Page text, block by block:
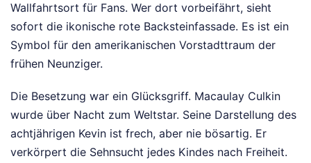
Wallfahrtsort für Fans. Wer dort vorbeifährt, sieht
sofort die ikonische rote Backsteinfassade. Es ist ein
Symbol für den amerikanischen Vorstadttraum der
frühen Neunziger.
Die Besetzung war ein Glücksgriff. Macaulay Culkin
wurde über Nacht zum Weltstar. Seine Darstellung des
achtjährigen Kevin ist frech, aber nie bösartig. Er
verkörpert die Sehnsucht jedes Kindes nach Freiheit.